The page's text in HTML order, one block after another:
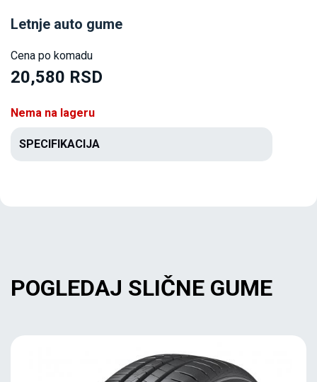
Letnje auto gume
Cena po komadu
20,580 RSD
Nema na lageru
SPECIFIKACIJA
POGLEDAJ SLIČNE GUME